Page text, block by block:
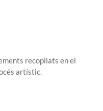
recopilats en el
artístic.